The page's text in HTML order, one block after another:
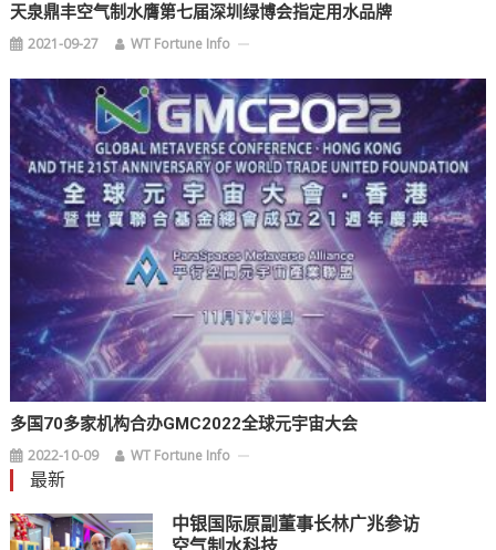
天泉鼎丰空气制水膺第七届深圳绿博会指定用水品牌
2021-09-27 WT Fortune Info
多国70多家机构合办GMC2022全球元宇宙大会
2022-10-09 WT Fortune Info
最新
中银国际原副董事长林广兆参访